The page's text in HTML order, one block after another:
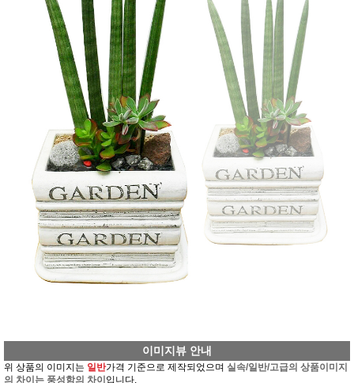
이미지뷰 안내
위 상품의 이미지는 일반가격 기준으로 제작되었으며 실속/일반/고급의 상품이미지
의 차이는 풍성함의 차이입니다.